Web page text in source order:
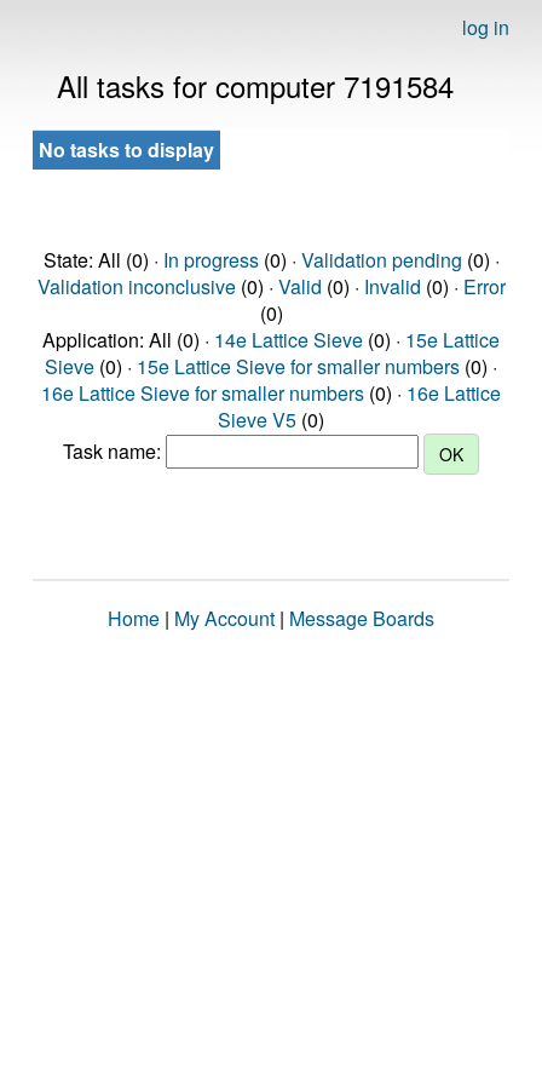
log in
All tasks for computer 7191584
No tasks to display
State: All (0) · In progress(0) · Validation pending (0) ·
Validation inconclusive(0) · Valid (0) · Invalid (0) · Error
(0)
Application: All (0) · 14e Lattice Sieve (0) · 15e Lattice
Sieve (0) · 15e Lattice Sieve for smaller numbers (0) ·
16e Lattice Sieve for smaller numbers (0) · 16e Lattice
Sieve V5 (0)
Task name:
Home | My Account | Message Boards